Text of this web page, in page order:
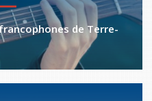
de Terre-